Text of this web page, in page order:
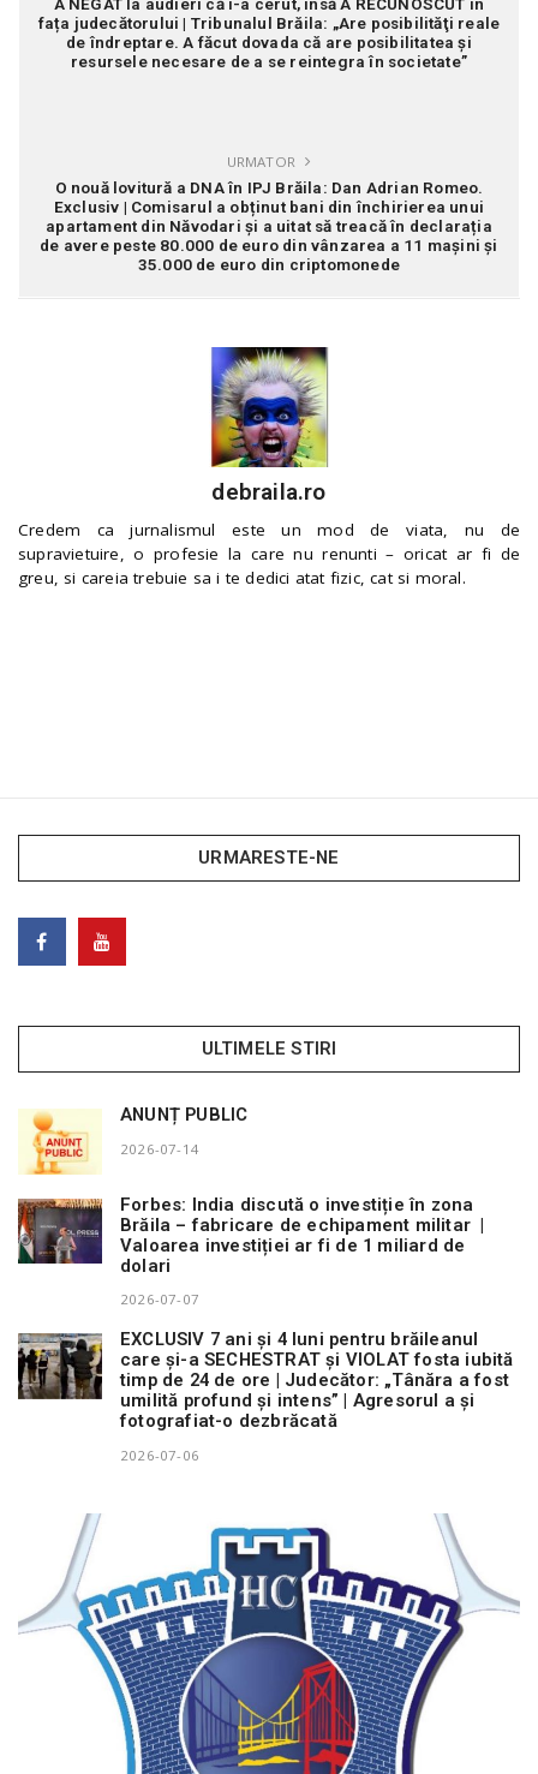
fața judecătorului | Tribunalul Brăila: „Are posibilităţi reale
de îndreptare. A făcut dovada că are posibilitatea şi
resursele necesare de a se reintegra în societate”
URMATOR
O nouă lovitură a DNA în IPJ Brăila: Dan Adrian Romeo.
Exclusiv | Comisarul a obținut bani din închirierea unui
apartament din Năvodari și a uitat să treacă în declarația
de avere peste 80.000 de euro din vânzarea a 11 mașini și
35.000 de euro din criptomonede
debraila.ro
Credem ca jurnalismul este un mod de viata, nu de
supravietuire, o profesie la care nu renunti – oricat ar fi de
greu, si careia trebuie sa i te dedici atat fizic, cat si moral.
URMARESTE-NE
ULTIMELE STIRI
ANUNȚ PUBLIC
2026-07-14
Forbes: India discută o investiție în zona
Brăila – fabricare de echipament militar |
Valoarea investiției ar fi de 1 miliard de
dolari
2026-07-07
EXCLUSIV 7 ani și 4 luni pentru brăileanul
care și-a SECHESTRAT și VIOLAT fosta iubită
timp de 24 de ore | Judecător: „Tânăra a fost
umilită profund și intens” | Agresorul a și
fotografiat-o dezbrăcată
2026-07-06